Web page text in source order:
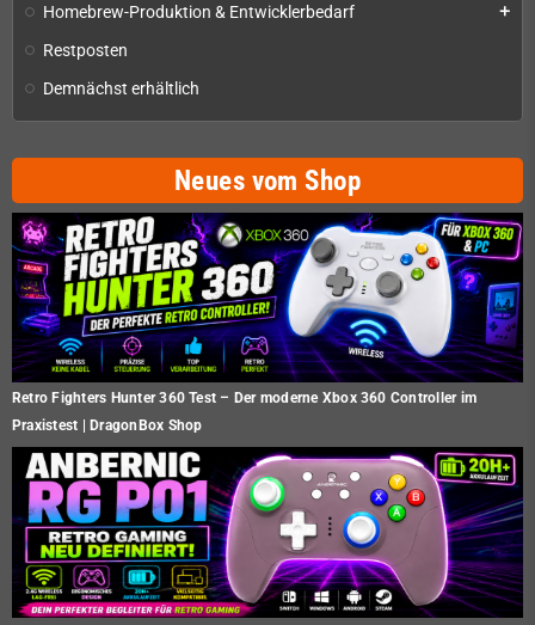
Homebrew-Produktion & Entwicklerbedarf add
Restposten
Demnächst erhältlich
Neues vom Shop
Retro Fighters Hunter 360 Test – Der moderne Xbox 360 Controller im
Praxistest | DragonBox Shop